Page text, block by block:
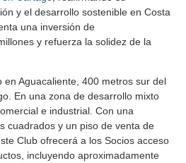
y el desarrollo sostenible en Costa
una inversión de
y refuerza la solidez de la
en Aguacaliente, 400 metros sur del
En una zona de desarrollo mixto
e industrial. Con una
cuadrados y un piso de venta de
Club ofrecerá a los Socios acceso
incluyendo aproximadamente